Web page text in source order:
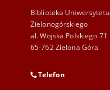
Biblioteka Uniwersytetu
Zielonogórskiego
al. Wojska Polskiego 71
65-762 Zielona Góra
Telefon